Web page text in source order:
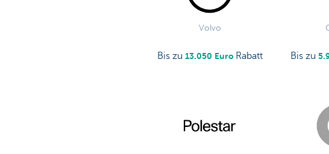
Volvo
Bis zu 13.050 Euro Rabatt Bis zu